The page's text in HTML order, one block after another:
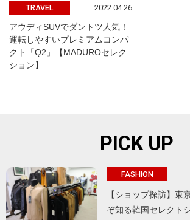
TRAVEL 2022.04.26
アウディSUVでダントツ人気！
運転しやすいプレミアムコンパ
クト「Q2」【MADUROセレク
ション】
PICK UP
FASHION
【ショップ探訪】東
ぞ知る韓国セレクト